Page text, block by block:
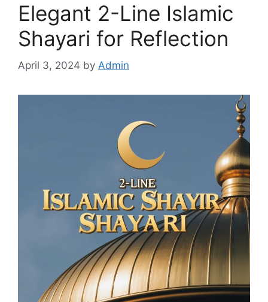
Elegant 2-Line Islamic
Shayari for Reflection
April 3, 2024 by Admin